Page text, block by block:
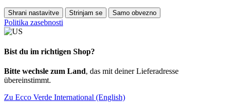
Shrani nastavitve Strinjam se Samo obvezno
Politika zasebnosti
Bist du im richtigen Shop?
Bitte wechsle zum Land, das mit deiner Lieferadresse
übereinstimmt.
Zu Ecco Verde International (English)